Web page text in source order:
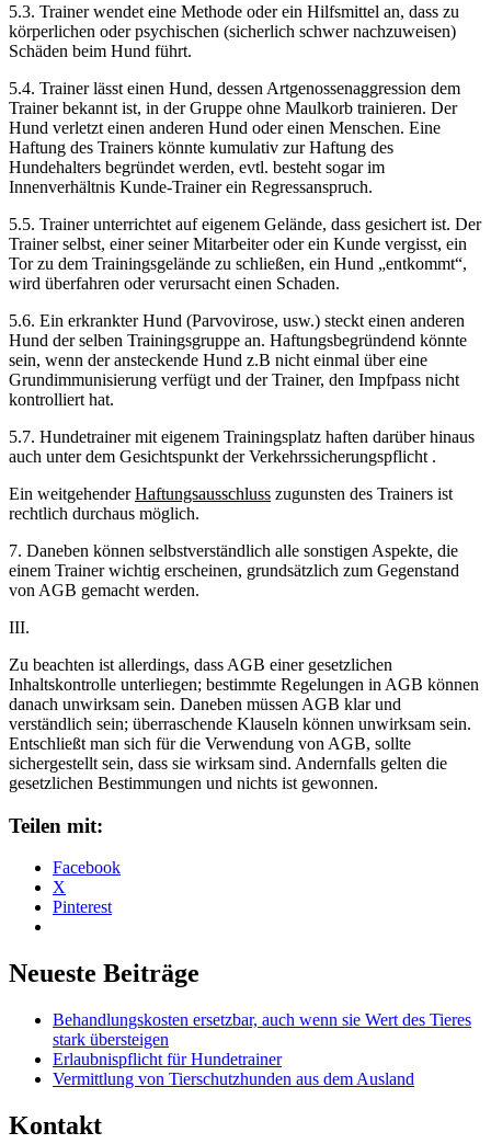
5.3. Trainer wendet eine Methode oder ein Hilfsmittel an, dass zu
körperlichen oder psychischen (sicherlich schwer nachzuweisen)
Schäden beim Hund führt.
5.4. Trainer lässt einen Hund, dessen Artgenossenaggression dem
Trainer bekannt ist, in der Gruppe ohne Maulkorb trainieren. Der
Hund verletzt einen anderen Hund oder einen Menschen. Eine
Haftung des Trainers könnte kumulativ zur Haftung des
Hundehalters begründet werden, evtl. besteht sogar im
Innenverhältnis Kunde-Trainer ein Regressanspruch.
5.5. Trainer unterrichtet auf eigenem Gelände, dass gesichert ist. Der
Trainer selbst, einer seiner Mitarbeiter oder ein Kunde vergisst, ein
Tor zu dem Trainingsgelände zu schließen, ein Hund „entkommt“,
wird überfahren oder verursacht einen Schaden.
5.6. Ein erkrankter Hund (Parvovirose, usw.) steckt einen anderen
Hund der selben Trainingsgruppe an. Haftungsbegründend könnte
sein, wenn der ansteckende Hund z.B nicht einmal über eine
Grundimmunisierung verfügt und der Trainer, den Impfpass nicht
kontrolliert hat.
5.7. Hundetrainer mit eigenem Trainingsplatz haften darüber hinaus
auch unter dem Gesichtspunkt der Verkehrssicherungspflicht .
Ein weitgehenderHaftungsausschluss zugunsten des Trainers ist
rechtlich durchaus möglich.
7. Daneben können selbstverständlich alle sonstigen Aspekte, die
einem Trainer wichtig erscheinen, grundsätzlich zum Gegenstand
von AGB gemacht werden.
III.
Zu beachten ist allerdings, dass AGB einer gesetzlichen
Inhaltskontrolle unterliegen; bestimmte Regelungen in AGB können
danach unwirksam sein. Daneben müssen AGB klar und
verständlich sein; überraschende Klauseln können unwirksam sein.
Entschließt man sich für die Verwendung von AGB, sollte
sichergestellt sein, dass sie wirksam sind. Andernfalls gelten die
gesetzlichen Bestimmungen und nichts ist gewonnen.
Teilen mit:
Facebook
X
Pinterest
Neueste Beiträge
Behandlungskosten ersetzbar, auch wenn sie Wert des Tieres
stark übersteigen
Erlaubnispflicht für Hundetrainer
Vermittlung von Tierschutzhunden aus dem Ausland
Kontakt